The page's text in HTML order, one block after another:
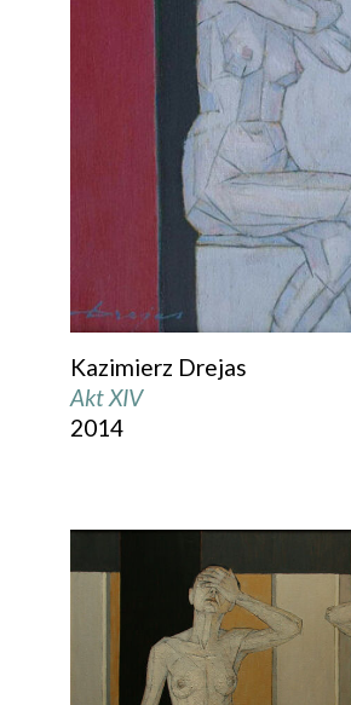
Kazimierz Drejas
Akt XIV
2014